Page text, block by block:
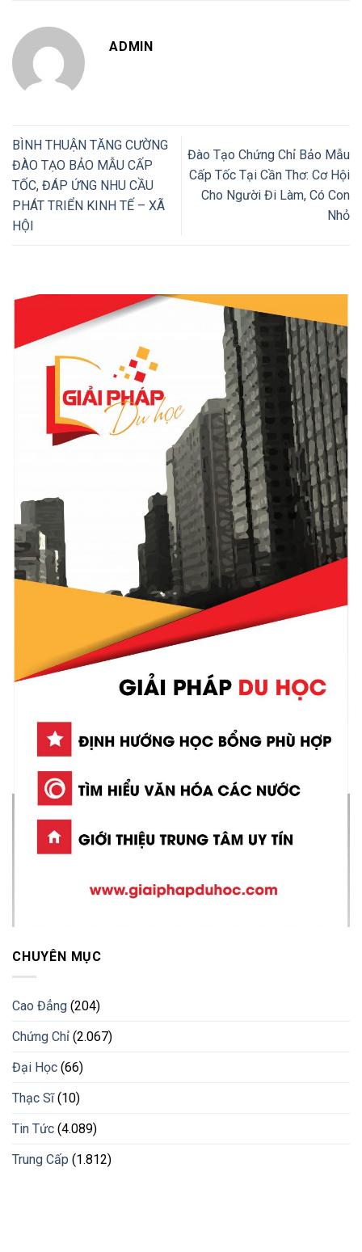
ADMIN
BÌNH THUẬN TĂNG CƯỜNG
ĐÀO TẠO BẢO MẪU CẤP
TỐC, ĐÁP ỨNG NHU CẦU
PHÁT TRIỂN KINH TẾ – XÃ
HỘI
Đào Tạo Chứng Chỉ Bảo Mẫu
Cấp Tốc Tại Cần Thơ: Cơ Hội
Cho Người Đi Làm, Có Con
Nhỏ
CHUYÊN MỤC
Cao Đẳng (204)
Chứng Chỉ (2.067)
Đại Học (66)
Thạc Sĩ(10)
Tin Tức (4.089)
Trung Cấp (1.812)